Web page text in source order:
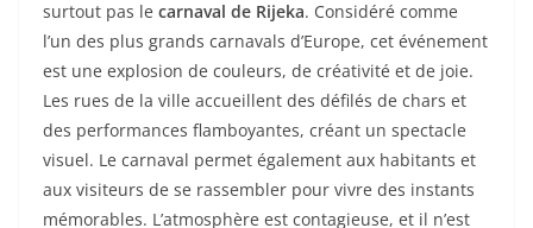
surtout pas le carnaval de Rijeka. Considéré comme
l’un des plus grands carnavals d’Europe, cet événement
est une explosion de couleurs, de créativité et de joie.
Les rues de la ville accueillent des défilés de chars et
des performances flamboyantes, créant un spectacle
visuel. Le carnaval permet également aux habitants et
aux visiteurs de se rassembler pour vivre des instants
mémorables. L’atmosphère est contagieuse, et il n’est